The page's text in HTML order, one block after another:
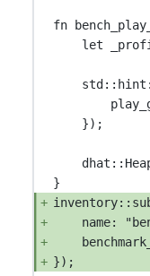
fn
let
std :: hint
});
dhat ::
}
inventory::
name:
});